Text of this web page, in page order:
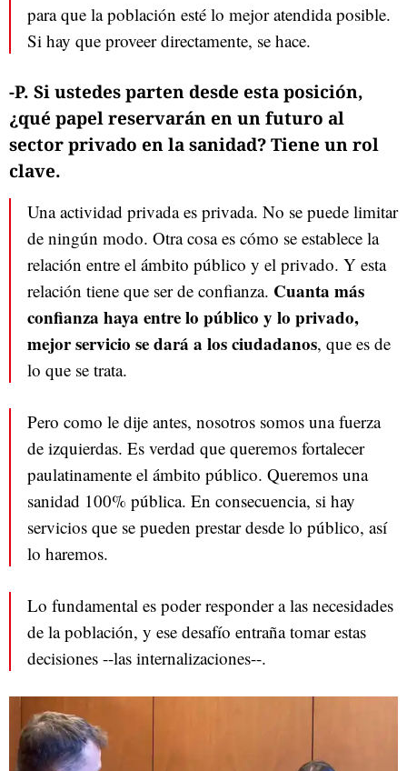
para que la población esté lo mejor atendida posible.
Si hay que proveer directamente, se hace.
-P. Si ustedes parten desde esta posición,
¿qué papel reservarán en un futuro al
sector privado en la sanidad? Tiene un rol
clave.
Una actividad privada es privada. No se puede limitar
de ningún modo. Otra cosa es cómo se establece la
relación entre el ámbito público y el privado. Y esta
relación tiene que ser de confianza. Cuanta más
confianza haya entre lo público y lo privado,
mejor servicio se dará a los ciudadanos, que es de
lo que se trata.
Pero como le dije antes, nosotros somos una fuerza
de izquierdas. Es verdad que queremos fortalecer
paulatinamente el ámbito público. Queremos una
sanidad 100% pública. En consecuencia, si hay
servicios que se pueden prestar desde lo público, así
lo haremos.
Lo fundamental es poder responder a las necesidades
de la población, y ese desafío entraña tomar estas
decisiones --las internalizaciones--.